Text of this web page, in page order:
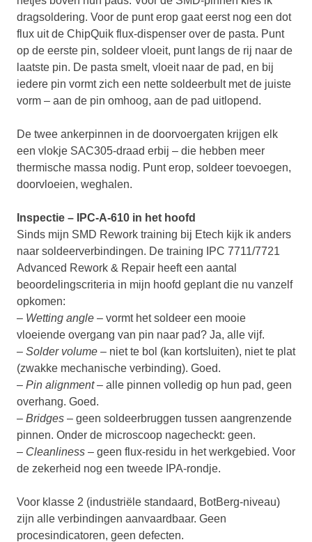
dragsoldering. Voor de punt erop gaat eerst nog een dot
flux uit de ChipQuik flux-dispenser over de pasta. Punt
op de eerste pin, soldeer vloeit, punt langs de rij naar de
laatste pin. De pasta smelt, vloeit naar de pad, en bij
iedere pin vormt zich een nette soldeerbult met de juiste
vorm – aan de pin omhoog, aan de pad uitlopend.
De twee ankerpinnen in de doorvoergaten krijgen elk
een vlokje SAC305-draad erbij – die hebben meer
thermische massa nodig. Punt erop, soldeer toevoegen,
doorvloeien, weghalen.
Inspectie – IPC-A-610 in het hoofd
Sinds mijn SMD Rework training bij Etech kijk ik anders
naar soldeerverbindingen. De training IPC 7711/7721
Advanced Rework & Repair heeft een aantal
beoordelingscriteria in mijn hoofd geplant die nu vanzelf
opkomen:
– Wetting angle – vormt het soldeer een mooie
vloeiende overgang van pin naar pad? Ja, alle vijf.
– Solder volume – niet te bol (kan kortsluiten), niet te plat
(zwakke mechanische verbinding). Goed.
– Pin alignment– alle pinnen volledig op hun pad, geen
overhang. Goed.
– Bridges – geen soldeerbruggen tussen aangrenzende
pinnen. Onder de microscoop nagecheckt: geen.
– Cleanliness – geen flux-residu in het werkgebied. Voor
de zekerheid nog een tweede IPA-rondje.
Voor klasse 2 (industriële standaard, BotBerg-niveau)
zijn alle verbindingen aanvaardbaar. Geen
procesindicatoren, geen defecten.